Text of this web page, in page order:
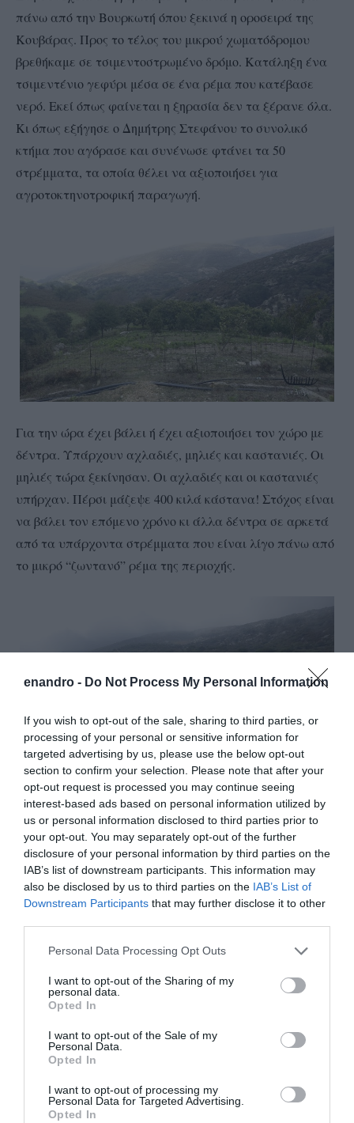
enandro - Do Not Process My Personal Information
If you wish to opt-out of the sale, sharing to third parties, or
processing of your personal or sensitive information for
targeted advertising by us, please use the below opt-out
section to confirm your selection. Please note that after your
opt-out request is processed you may continue seeing
interest-based ads based on personal information utilized by
us or personal information disclosed to third parties prior to
your opt-out. You may separately opt-out of the further
disclosure of your personal information by third parties on the
IAB’s list of downstream participants. This information may
also be disclosed by us to third parties on the IAB’s List of
Downstream Participants that may further disclose it to other
Please note that this website/app uses one or more Google
not limited to your visit or usage behaviour. You may click to
grant or deny consent to Google and its third-party tags to
use your data for below specified purposes in below Google
consent section.
Personal Data Processing Opt Outs
I want to opt-out of the Sharing of my
personal data.
Opted In
I want to opt-out of the Sale of my
Personal Data.
Opted In
I want to opt-out of processing my
Personal Data for Targeted Advertising.
Opted In
πάνω από την Βουρκωτή όπου ξεκινά η οροσειρά της
Κουβάρας. Προς το τέλος του μικρού χωματόδρομου
βρεθήκαμε σε τσιμεντοστρωμένο δρόμο. Κατάληξη ένα
τσιμεντένιο γεφύρι μέσα σε ένα ρέμα που κατέβασε
νερό. Εκεί όπως φαίνεται η ξηρασία δεν τα ξέρανε όλα.
Κι όπως εξήγησε ο Δημήτρης Στεφάνου το συνολικό
κτήμα που αγόρασε και συνένωσε φτάνει τα 50
στρέμματα, τα οποία θέλει να αξιοποιήσει για
αγροτοκτηνοτροφική παραγωγή.
Για την ώρα έχει βάλει ή έχει αξιοποιήσει τον χώρο με
δέντρα. Υπάρχουν αχλαδιές, μηλιές και καστανιές. Οι
μηλιές τώρα ξεκίνησαν. Οι αχλαδιές και οι καστανιές
υπήρχαν. Πέρσι μάζεψε 400 κιλά κάστανα! Στόχος είναι
να βάλει τον επόμενο χρόνο κι άλλα δέντρα σε αρκετά
από τα υπάρχοντα στρέμματα που είναι λίγο πάνω από
το μικρό “ζωντανό” ρέμα της περιοχής.
Ακόμα έχει σε μια άκρη του μεγάλου κτήματος στα
ορεινά 70 μελίσσια! Βγάζει πολύ και καλό μέλι. Ο
Δημήτρης Στεφάνου βλέπει μακριά. Θέλει σε μερικές
δεκάδες από τα στρέμματα που αγόρασε τα επόμενα
χρόνια να φτιάξει πρότυπη κτηνοτροφική μονάδα:
βουστάσιο και χοιροτροφείο. Μέχρι τώρα το κόστος της
ευρώ. Στοχεύει με το βουστάσιο και το χοιροτροφείο να
επενδύσει άλλα 300.000 ευρώ. Σε όλα αυτά εργάζονται
και θα εργάζονται ανδριώτες όπως εξηγεί.
Ο Δημήτρης θέλει εκτός του τουρισμού που επενδύουν
με τον αδελφό του Γιώργο στο Νειμποριό και στο
Μπατσί αυτός να κάνει και αγροτικοκτηνοτροφική
παραγωγή αξιοποιώντας τις ξεχασμένες δυνατότητες